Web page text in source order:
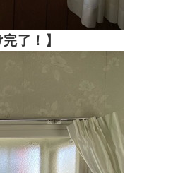
了！】